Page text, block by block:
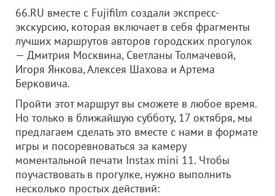
66.RU вместе с Fujifilm создали экспресс-
экскурсию, которая включает в себя фрагменты
лучших маршрутов авторов городских прогулок
— Дмитрия Москвина, Светланы Толмачевой,
Игоря Янкова, Алексея Шахова и Артема
Берковича.
Пройти этот маршрут вы сможете в любое время.
Но только в ближайшую субботу, 17 октября, мы
предлагаем сделать это вместе с нами в формате
игры и посоревноваться за камеру
моментальной печати Instax mini 11. Чтобы
поучаствовать в прогулке, нужно выполнить
несколько простых действий: